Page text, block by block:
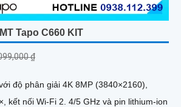
Tapo C660 KIT
₫
độ phân giải 4K 8MP (3840×2160),
kết nối Wi-Fi 2. 4/5 GHz và pin lithium-ion